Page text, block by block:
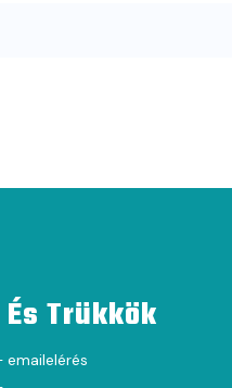
Trükkök
emailelérés